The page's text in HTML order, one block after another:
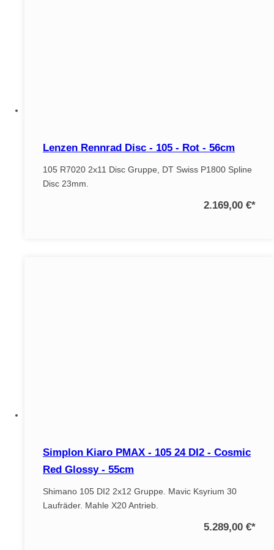
Lenzen Rennrad Disc - 105 - Rot - 56cm
105 R7020 2x11 Disc Gruppe, DT Swiss P1800 Spline
Disc 23mm.
2.169,00 €*
Simplon Kiaro PMAX - 105 24 DI2 - Cosmic
Red Glossy - 55cm
Shimano 105 DI2 2x12 Gruppe. Mavic Ksyrium 30
Laufräder. Mahle X20 Antrieb.
5.289,00 €*